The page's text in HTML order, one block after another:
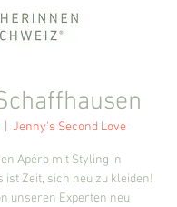
Jenny's Second Love
Apéro mit Styling in
ist Zeit, sich neu zu kleiden!
unseren Experten neu